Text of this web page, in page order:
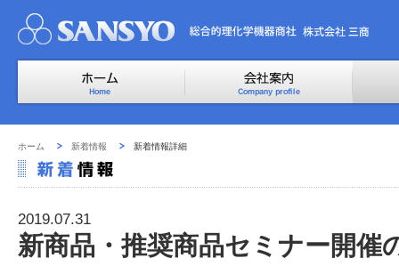
ホーム 新着情報 新着情報詳細
2019.07.31
新商品・推奨商品セミナー開催